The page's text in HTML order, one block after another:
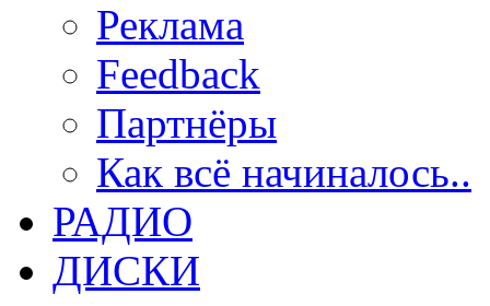
Реклама
Feedback
Партнёры
Как всё начиналось..
РАДИО
ДИСКИ